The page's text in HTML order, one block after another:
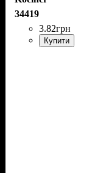
34419
3.82грн
Купити